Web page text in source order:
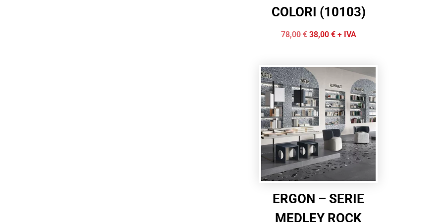
COLORI (10103)
78,00€ Il
era:
78,00 €.
38,00 €Il
è:
38,00 €.
+ IVA
ERGON – SERIE
MEDLEY ROCK